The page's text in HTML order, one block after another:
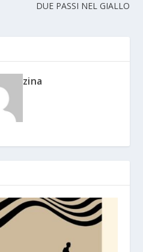
DUE PASSI NEL GIALLO
zina